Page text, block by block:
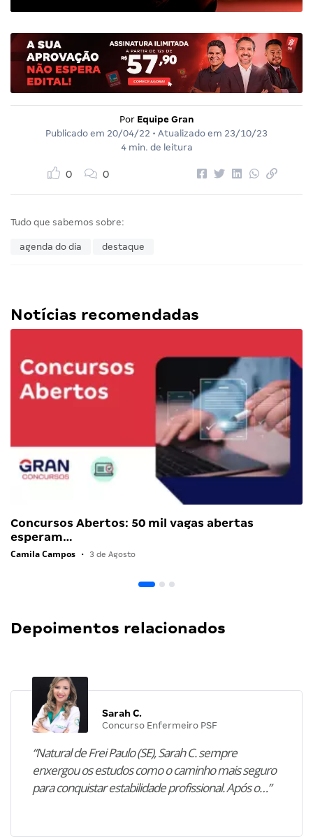
Por Equipe Gran
Publicado em 20/04/22 • Atualizado em 23/10/23
4 min. de leitura
0 0
Tudo que sabemos sobre:
agenda do dia destaque
Notícias recomendadas
Concursos Abertos: 50 mil vagas abertas
esperam…
Camila Campos • 3 de Agosto
Depoimentos relacionados
Sarah C.
Concurso Enfermeiro PSF
“Natural de Frei Paulo (SE), Sarah C. sempre
enxergou os estudos como o caminho mais seguro
para conquistar estabilidade profissional. Após o…”